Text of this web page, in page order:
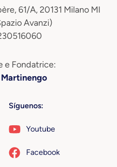
61/A, 20131 Milano MI
Avanzi)
e Fondatrice:
Síguenos:
Youtube
Facebook